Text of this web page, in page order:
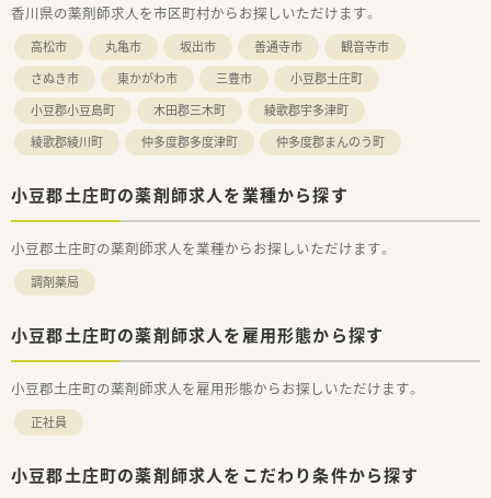
★業界トップクラスの認定薬局数と盤石化を図る組織体制
全店舗で地域連携薬局を目指している地域に根差した調剤薬局
です。
がん診療連携拠点病院等との密な連携を行いつつ、より高度な薬
学管理や、
高い専門性が求められる特殊な調剤に対応できる専門医療機関
連携薬局も取得しています。
療機関と信頼関係を築きやすい体制があるのも認定薬局が増え
★安心して働ける環境と福利厚生制度
年間休日が「126日相当時間」と業界トップクラスのさくら薬局
では産休・育休の希望取得率も100％！長く働き続けるための環
います。
また、患者さまへの想いをカタチにする「リトルチャレンジ制
度」では「現場主義」を念頭に、
地域・店舗ごとに異なる患者さまのニーズやスタッフの思いを実
入社後もひとりひとりの薬剤師像に近しい多彩なキャリアステ
こうした働きやすい環境づくりに力を入れている『さくら薬局グ
ループ』でご活躍されてみませんか？
香川県の薬剤師求人を市区町村からお探しいただけます。
高松市 丸亀市 坂出市 善通寺市
観音寺市
さぬき市
東かがわ市 三豊市
小豆郡土庄町
小豆郡小豆島町
木田郡三木町
綾歌郡宇多津町
綾歌郡綾川町
仲多度郡多度津町 仲多度郡まんのう町
小豆郡土庄町の薬剤師求人を業種から探す
小豆郡土庄町の薬剤師求人を業種からお探しいただけます。
調剤薬局
小豆郡土庄町の薬剤師求人を雇用形態から探す
小豆郡土庄町の薬剤師求人を雇用形態からお探しいただけます。
正社員
小豆郡土庄町の薬剤師求人をこだわり条件から探す